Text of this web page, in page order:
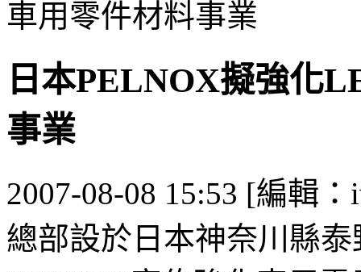
車用零件材料事業
日本PELNOX擬強化
事業
2007-08-08 15:53 [編輯：
總部設於日本神奈川縣